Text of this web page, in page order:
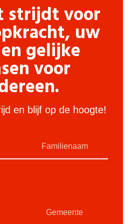
strijdt voor
uw
gelijke
voor
en blijf op de hoogte!